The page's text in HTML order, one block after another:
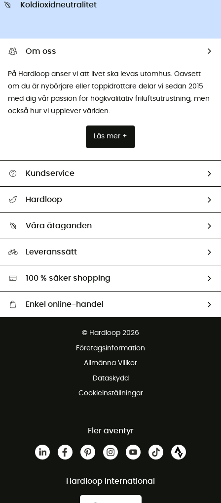
Koldioxidneutralitet
Om oss
På Hardloop anser vi att livet ska levas utomhus. Oavsett
om du är nybörjare eller toppidrottare delar vi sedan 2015
med dig vår passion för högkvalitativ friluftsutrustning, men
också hur vi upplever världen.
Läs mer +
Kundservice
Retur & återbetalning
Hardloop
Ambassadörer
Våra åtaganden
Miljöanpassat urval
Leveranssätt
100 % säker shopping
Enkel online-handel
Gratis retur inom 100 dagar
© Hardloop 2026
Företagsinformation
Allmänna Villkor
Dataskydd
Cookieinställningar
Fler äventyr
Hardloop International